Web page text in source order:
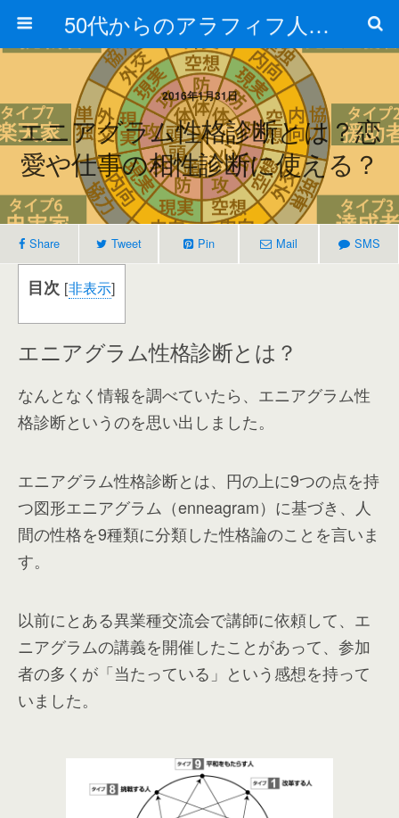
50代からのアラフィフ人生の楽しみ方
2016年1月31日
エニアグラム性格診断とは？恋
愛や仕事の相性診断に使える？
Share Tweet Pin Mail SMS
目次 [非表示]
エニアグラム性格診断とは？
なんとなく情報を調べていたら、エニアグラム性
格診断というのを思い出しました。
エニアグラム性格診断とは、円の上に9つの点を持
つ図形エニアグラム（enneagram）に基づき、人
間の性格を9種類に分類した性格論のことを言いま
す。
以前にとある異業種交流会で講師に依頼して、エ
ニアグラムの講義を開催したことがあって、参加
者の多くが「当たっている」という感想を持って
いました。